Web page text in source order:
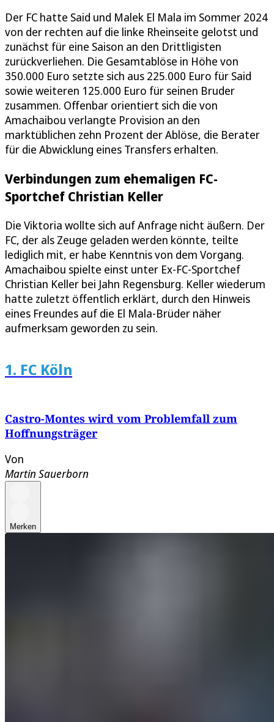
Der FC hatte Said und Malek El Mala im Sommer 2024
von der rechten auf die linke Rheinseite gelotst und
zunächst für eine Saison an den Drittligisten
zurückverliehen. Die Gesamtablöse in Höhe von
350.000 Euro setzte sich aus 225.000 Euro für Said
sowie weiteren 125.000 Euro für seinen Bruder
zusammen. Offenbar orientiert sich die von
Amachaibou verlangte Provision an den
marktüblichen zehn Prozent der Ablöse, die Berater
für die Abwicklung eines Transfers erhalten.
Verbindungen zum ehemaligen FC-
Sportchef Christian Keller
Die Viktoria wollte sich auf Anfrage nicht äußern. Der
FC, der als Zeuge geladen werden könnte, teilte
lediglich mit, er habe Kenntnis von dem Vorgang.
Amachaibou spielte einst unter Ex-FC-Sportchef
Christian Keller bei Jahn Regensburg. Keller wiederum
hatte zuletzt öffentlich erklärt, durch den Hinweis
eines Freundes auf die El Mala-Brüder näher
aufmerksam geworden zu sein.
1. FC Köln
Castro-Montes wird vom Problemfall zum
Hoffnungsträger
Von
Martin Sauerborn
Merken